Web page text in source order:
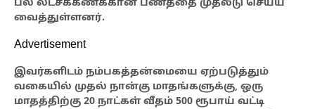
பல லட்சக்கணக்கான பணத்தை முதலீடு செய்ய
வைத்துள்ளனர்.
Advertisement
இவர்களிடம் நம்பகத்தன்மையை ஏற்படுத்தும்
வகையில் முதல் நான்கு மாதங்களுக்கு, ஒரு
மாதத்திற்கு 20 நாட்கள் வீதம் 500 ரூபாய் வட்டி